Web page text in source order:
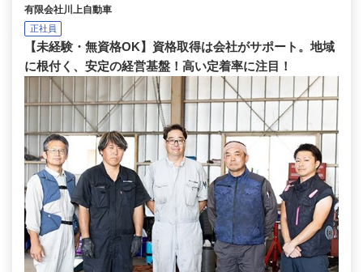
有限会社川上自動車
正社員
【未経験・無資格OK】資格取得は会社がサポート。地域
に根付く、安定の経営基盤！高い定着率に注目！